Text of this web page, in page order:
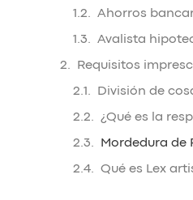
Ahorros
Avalista
Requisitos
División de
¿Qué es la
Mordedura de
Qué es Lex